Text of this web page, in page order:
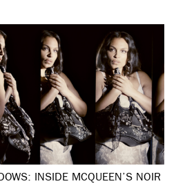
INSIDE MCQUEEN’S NOIR